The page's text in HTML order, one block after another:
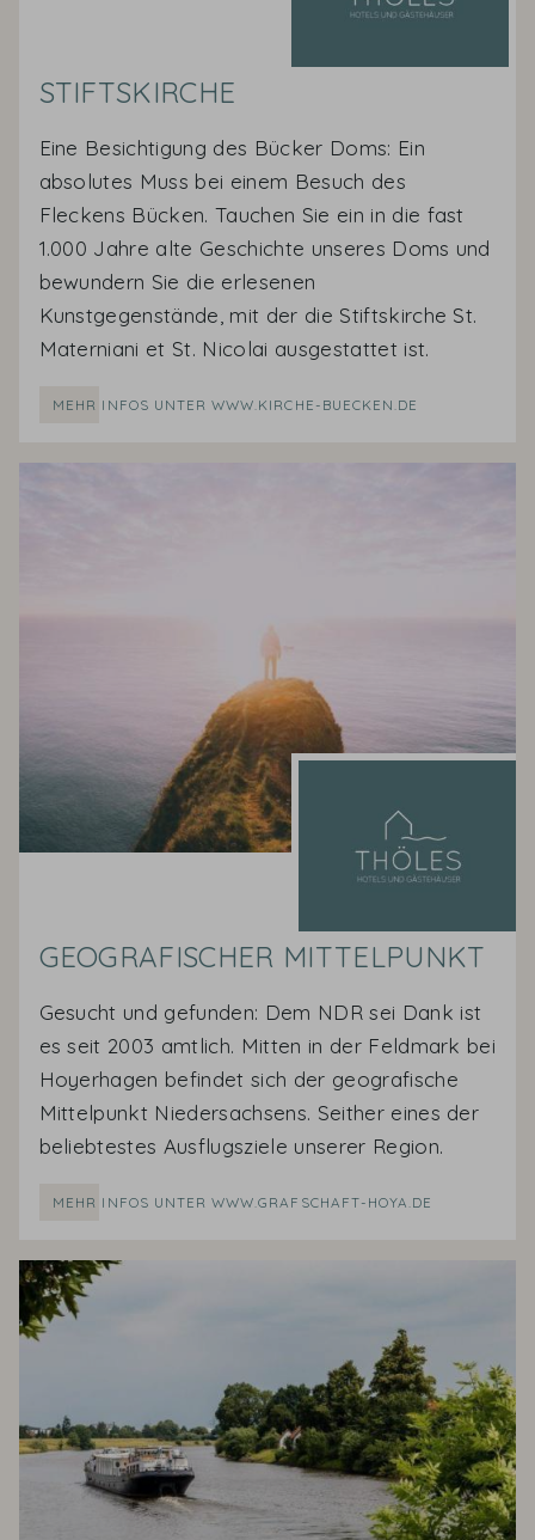
STIFTSKIRCHE
Eine Besichtigung des Bücker Doms: Ein
absolutes Muss bei einem Besuch des
Fleckens Bücken. Tauchen Sie ein in die fast
1.000 Jahre alte Geschichte unseres Doms und
bewundern Sie die erlesenen
Kunstgegenstände, mit der die Stiftskirche St.
Materniani et St. Nicolai ausgestattet ist.
MEHR INFOS UNTER WWW.KIRCHE-BUECKEN.DE
GEOGRAFISCHER MITTELPUNKT
Gesucht und gefunden: Dem NDR sei Dank ist
es seit 2003 amtlich. Mitten in der Feldmark bei
Hoyerhagen befindet sich der geografische
Mittelpunkt Niedersachsens. Seither eines der
beliebtestes Ausflugsziele unserer Region.
MEHR INFOS UNTER WWW.GRAFSCHAFT-HOYA.DE